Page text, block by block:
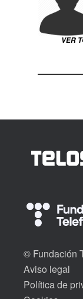
VER
© Fundación
Aviso legal
Política de